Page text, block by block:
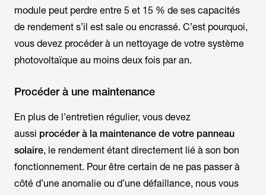
module peut perdre entre 5 et 15 % de ses capacités
de rendement s’il est sale ou encrassé. C’est pourquoi,
vous devez procéder à un nettoyage de votre système
photovoltaïque au moins deux fois par an.
Procéder à une maintenance
En plus de l’entretien régulier, vous devez
aussi procéder à la maintenance de votre panneau
solaire, le rendement étant directement lié à son bon
fonctionnement. Pour être certain de ne pas passer à
côté d’une anomalie ou d’une défaillance, nous vous